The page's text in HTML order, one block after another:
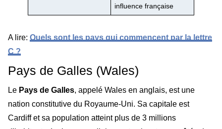
influence française
A lire: Quels sont les pays qui commencent par la lettre
C ?
Pays de Galles (Wales)
Le Pays de Galles, appelé Wales en anglais, est une
nation constitutive du Royaume-Uni. Sa capitale est
Cardiff et sa population atteint plus de 3 millions